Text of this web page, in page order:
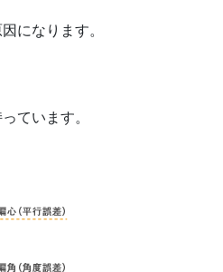
になります。
ています。